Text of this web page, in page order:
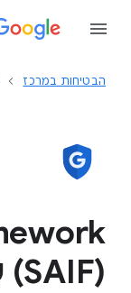
הבטיחות במרכז
(SAIF) של Google